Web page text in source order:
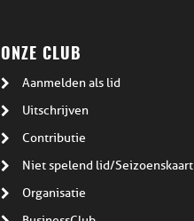
ONZE CLUB
Aanmelden als lid
Uitschrijven
Contributie
Niet spelend lid/Seizoenskaart
Organisatie